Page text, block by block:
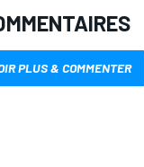
PLUS & COMMENTER